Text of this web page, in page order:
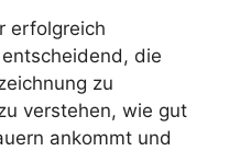
erfolgreich
die
zu
verstehen, wie gut
ankommt und